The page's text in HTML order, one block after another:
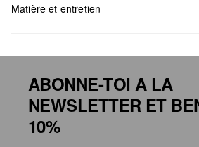
Matière et entretien
Ne pas mettre au sèche-linge
ABONNE-TOI A LA
NEWSLETTER ET
10%